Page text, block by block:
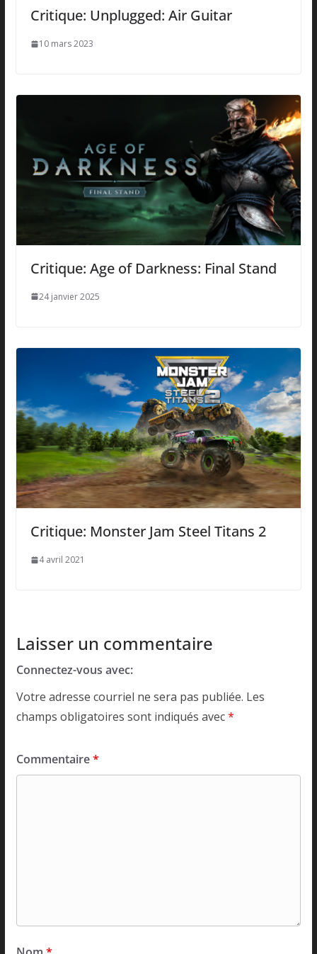
Critique: Unplugged: Air Guitar
10 mars 2023
Critique: Age of Darkness: Final Stand
24 janvier 2025
Critique: Monster Jam Steel Titans 2
4 avril 2021
Laisser un commentaire
Connectez-vous avec:
Votre adresse courriel ne sera pas publiée. Les
champs obligatoires sont indiqués avec*
Commentaire*